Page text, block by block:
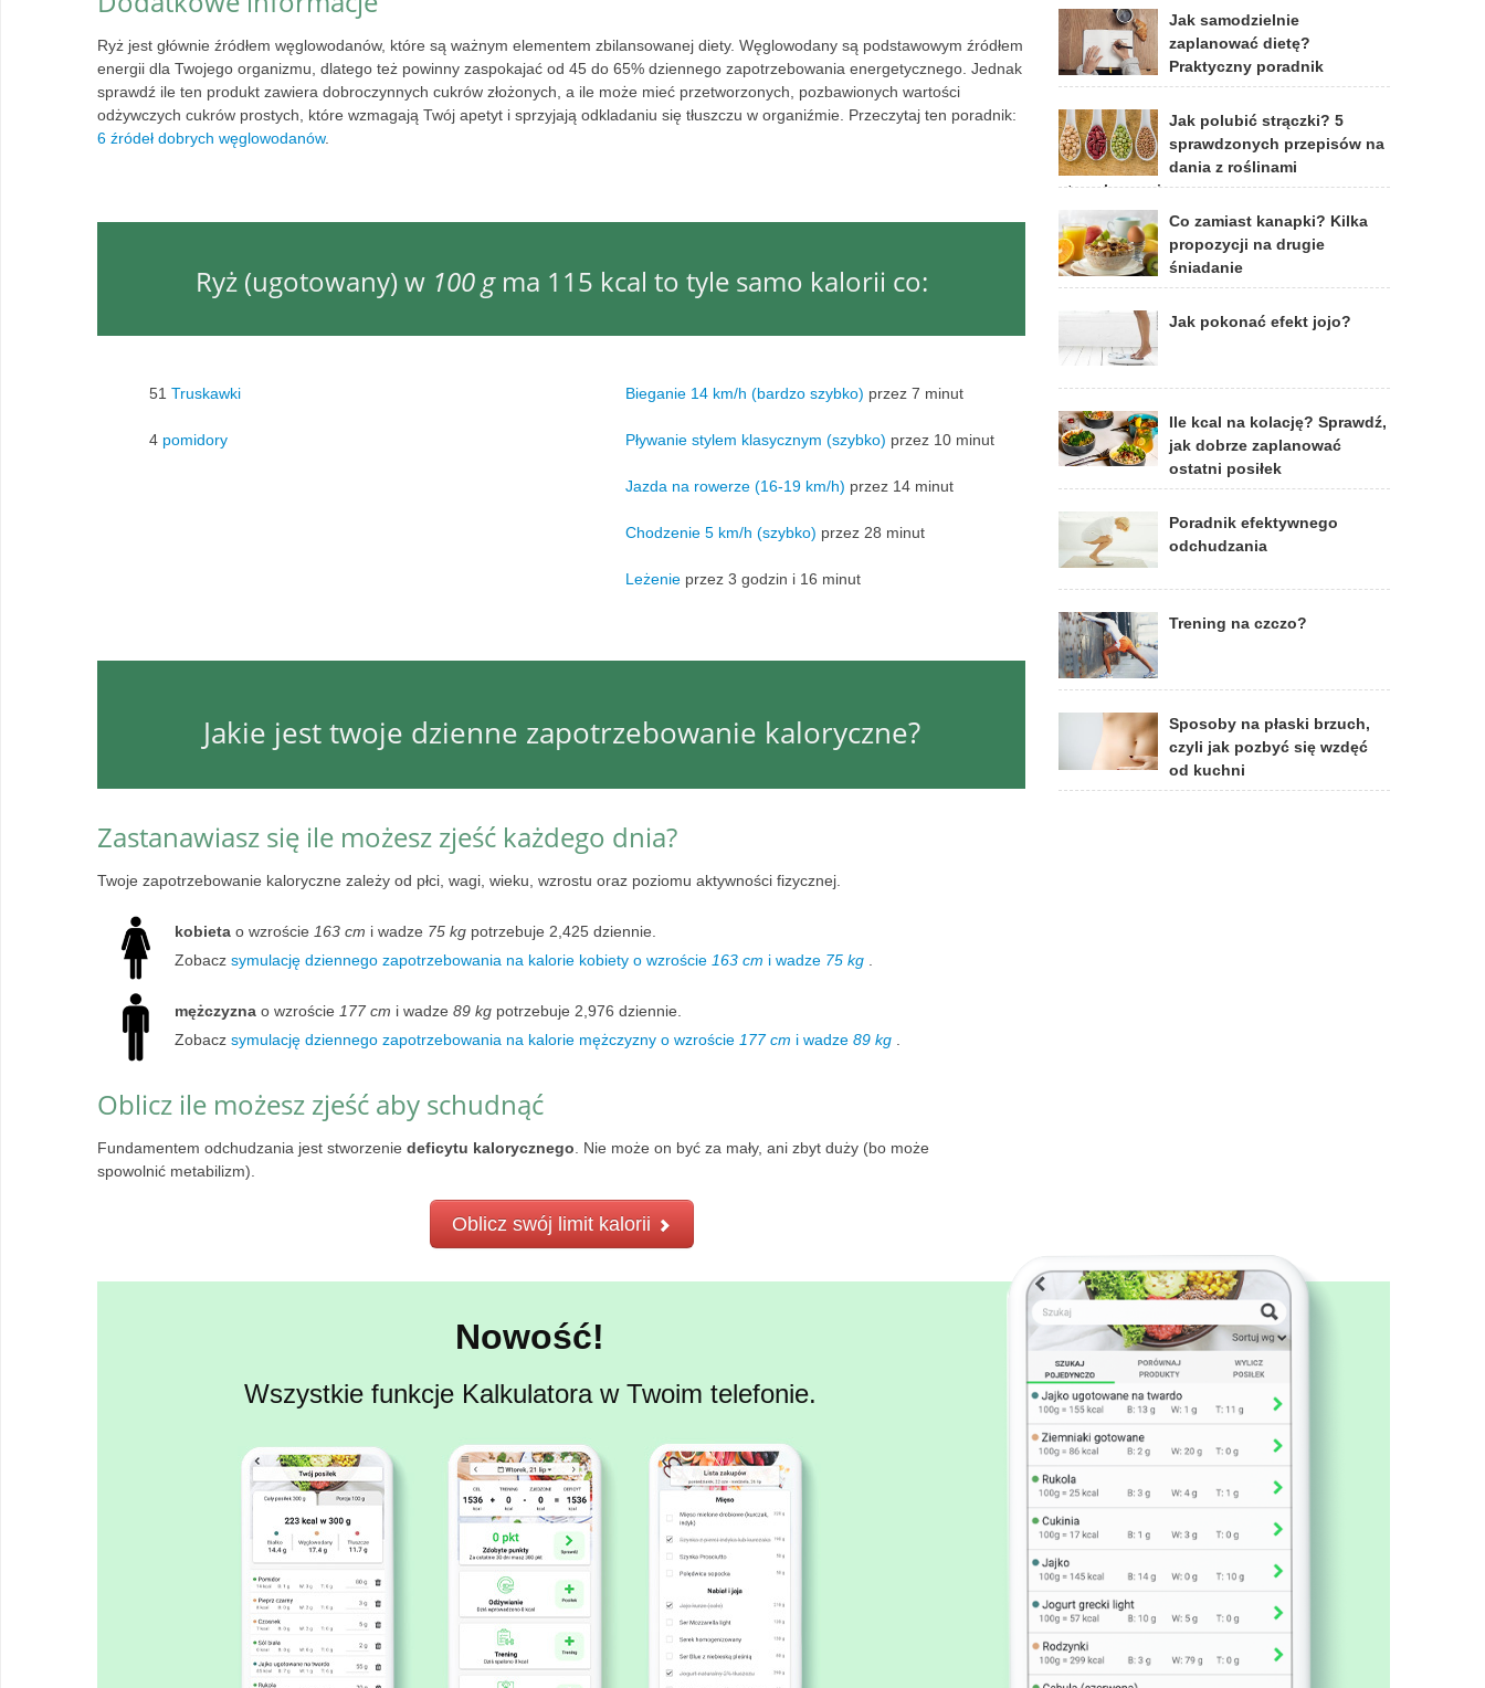
Ryż jest głównie źródłem węglowodanów, które są ważnym elementem zbilansowanej diety. Węglowodany są podstawowym źródłem
energii dla Twojego organizmu, dlatego też powinny zaspokajać od 45 do 65% dziennego zapotrzebowania energetycznego. Jednak
sprawdź ile ten produkt zawiera dobroczynnych cukrów złożonych, a ile może mieć przetworzonych, pozbawionych wartości
odżywczych cukrów prostych, które wzmagają Twój apetyt i sprzyjają odkladaniu się tłuszczu w organiźmie. Przeczytaj ten poradnik:
6 źródeł dobrych węglowodanów.
Ryż (ugotowany) w 100 gma 115 kcal to tyle samo kalorii co:
51 Truskawki
4 pomidory
Bieganie 14 km/h (bardzo szybko) przez 7 minut
Pływanie stylem klasycznym (szybko) przez 10 minut
Jazda na rowerze (16-19 km/h) przez 14 minut
Chodzenie 5 km/h (szybko) przez 28 minut
Leżenieprzez 3 godzin i 16 minut
Jakie jest twoje dzienne zapotrzebowanie kaloryczne?
Zastanawiasz się ile możesz zjeść każdego dnia?
Twoje zapotrzebowanie kaloryczne zależy od płci, wagi, wieku, wzrostu oraz poziomu aktywności fizycznej.
kobieta o wzroście 163 cm i wadze 75 kg potrzebuje 2,425 dziennie.
Zobacz symulację dziennego zapotrzebowania na kalorie kobiety o wzroście 163 cm i wadze 75 kg
mężczyzna o wzroście 177 cm i wadze 89 kg potrzebuje 2,976 dziennie.
Zobacz symulację dziennego zapotrzebowania na kalorie mężczyzny o wzroście 177 cm i wadze 89 kg
Oblicz ile możesz zjeść aby schudnąć
Fundamentem odchudzania jest stworzenie deficytu kalorycznego . Nie może on być za mały, ani zbyt duży (bo może
spowolnić metabilizm).
Oblicz swój limit kalorii
Jak samodzielnie
zaplanować dietę?
Praktyczny poradnik
Jak polubić strączki? 5
sprawdzonych przepisów na
dania z roślinami
strączkowymi
Co zamiast kanapki? Kilka
propozycji na drugie
śniadanie
Jak pokonać efekt jojo?
Ile kcal na kolację? Sprawdź,
jak dobrze zaplanować
ostatni posiłek
Poradnik efektywnego
odchudzania
Trening na czczo?
Sposoby na płaski brzuch,
czyli jak pozbyć się wzdęć
od kuchni
Nowość!
Wszystkie funkcje Kalkulatora w Twoim telefonie.